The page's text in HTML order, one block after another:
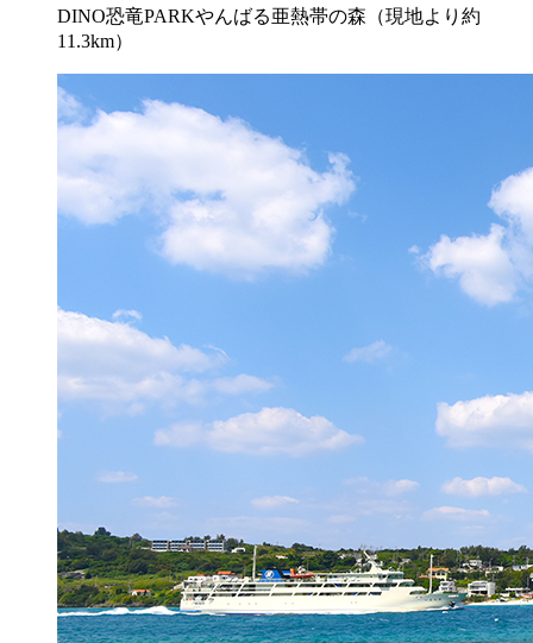
DINO恐竜PARKやんばる亜熱帯の森（現地より約
11.3km）